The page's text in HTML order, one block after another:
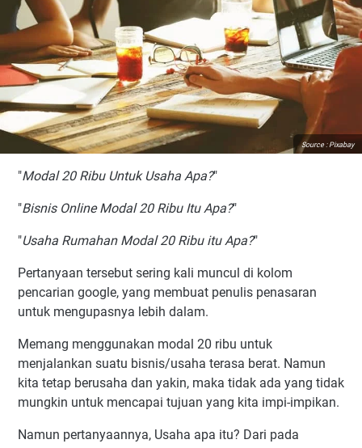
Source : Pixabay
"Modal 20 Ribu Untuk Usaha Apa?"
"Bisnis Online Modal 20 Ribu Itu Apa?"
"Usaha Rumahan Modal 20 Ribu itu Apa?"
Pertanyaan tersebut sering kali muncul di kolom
pencarian google, yang membuat penulis penasaran
untuk mengupasnya lebih dalam.
Memang menggunakan modal 20 ribu untuk
menjalankan suatu bisnis/usaha terasa berat. Namun
kita tetap berusaha dan yakin, maka tidak ada yang tidak
mungkin untuk mencapai tujuan yang kita impi-impikan.
Namun pertanyaannya, Usaha apa itu? Dari pada